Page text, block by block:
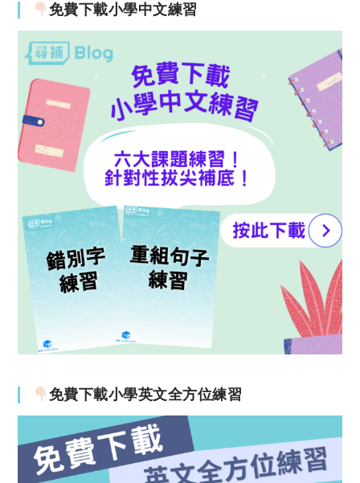
免費下載小學中文練習
免費下載小學英文全方位練習